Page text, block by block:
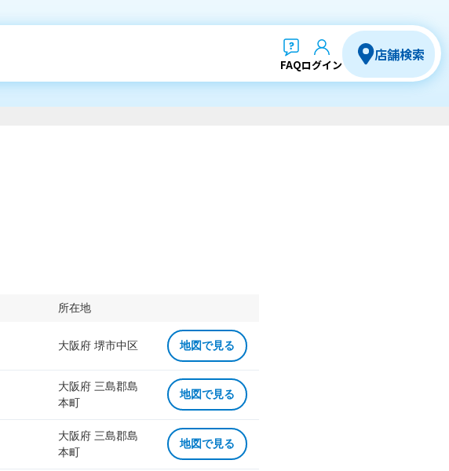
FAQログイン
店舗検索
所在地
大阪府 堺市中区 地図で見る
大阪府 三島郡島
本町
地図で見る
大阪府 三島郡島
本町
地図で見る